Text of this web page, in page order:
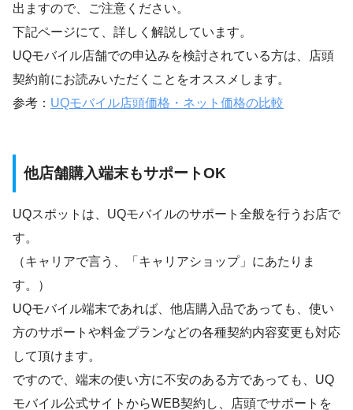
出ますので、ご注意ください。
下記ページにて、詳しく解説しています。
UQモバイル店舗での申込みを検討されている方は、店頭
契約前にお読みいただくことをオススメします。
参考： UQモバイル店頭価格・ネット価格の比較
他店舗購入端末もサポートOK
UQスポットは、UQモバイルのサポート全般を行うお店で
す。
（キャリアで言う、「キャリアショップ」にあたりま
す。）
UQモバイル端末であれば、他店購入品であっても、使い
方のサポートや料金プランなどの各種契約内容変更も対応
して頂けます。
ですので、端末の使い方に不安のある方であっても、UQ
モバイル公式サイトからWEB契約し、店頭でサポートを